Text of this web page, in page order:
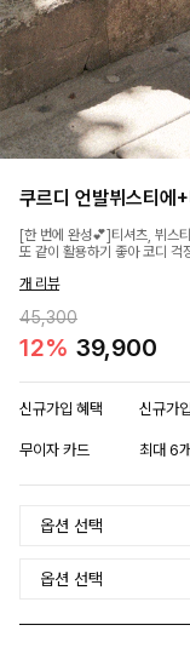
쿠르디 언발뷔스티에
[한 번에 완성💕]티셔츠, 뷔스
또 같이 활용하기 좋아 코디 걱
개 리뷰
45,300
12% 39,900
신규가입 혜택 신규가
무이자 카드 최대 6